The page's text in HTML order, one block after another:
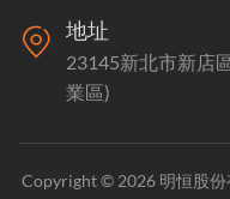
地址
23145新北市新店
業區)
Copyright © 2026 明恒股